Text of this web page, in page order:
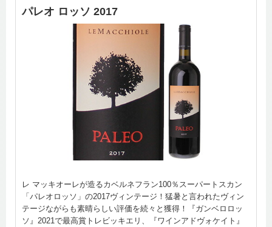
パレオ ロッソ 2017
レ マッキオーレが造るカベルネフラン100％スーパートスカン
「パレオロッソ」の2017ヴィンテージ！猛暑と言われたヴィン
テージながらも素晴らしい評価を続々と獲得！『ガンベロロッ
ソ』2021で最高賞トレビッキエリ、『ワインアドヴォケイト』